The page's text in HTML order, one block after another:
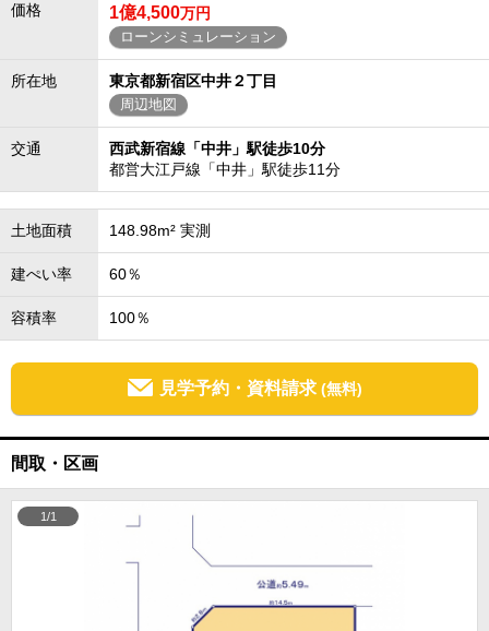
価格 1億4,500万円
ローンシミュレーション
所在地 東京都新宿区中井２丁目
周辺地図
交通
西武新宿線「中井」駅徒歩10分
都営大江戸線「中井」駅徒歩11分
土地面積 148.98m² 実測
建ぺい率 60％
容積率 100％
見学予約・資料請求 (無料)
間取・区画
1/1